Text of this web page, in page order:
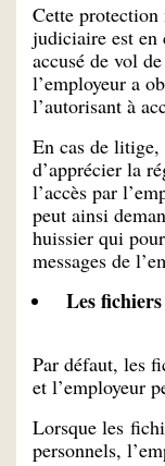
Cette protection
judiciaire est en
accusé de vol
l’employeur a
l’autorisant à
En cas de
d’apprécier la
l’accès par
peut ainsi
huissier qui
messages de
Les fichiers
Par défaut, les
et l’employeur
Lorsque les
personnels,